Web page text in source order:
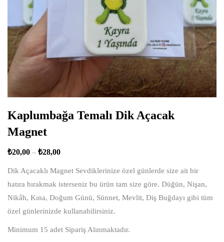
Kaplumbağa Temalı Dik Açacak
Magnet
₺20,00 – ₺28,00
Dik Açacaklı Magnet Sevdiklerinize özel günlerde size ait bir
hatıra bırakmak isterseniz bu ürün tam size göre. Düğün, Nişan,
Nikâh, Kına, Doğum Günü, Sünnet, Mevlit, Diş Buğdayı gibi tüm
özel günlerinizde kullanabilirsiniz.
Minimum 15 adet Sipariş Alınmaktadır.